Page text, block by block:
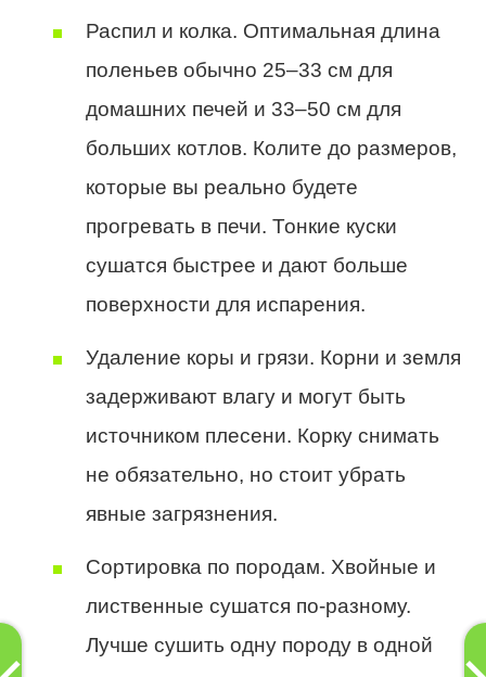
Распил и колка. Оптимальная длина
поленьев обычно 25–33 см для
домашних печей и 33–50 см для
больших котлов. Колите до размеров,
которые вы реально будете
прогревать в печи. Тонкие куски
сушатся быстрее и дают больше
поверхности для испарения.
Удаление коры и грязи. Корни и земля
задерживают влагу и могут быть
источником плесени. Корку снимать
не обязательно, но стоит убрать
явные загрязнения.
Сортировка по породам. Хвойные и
лиственные сушатся по-разному.
Лучше сушить одну породу в одной